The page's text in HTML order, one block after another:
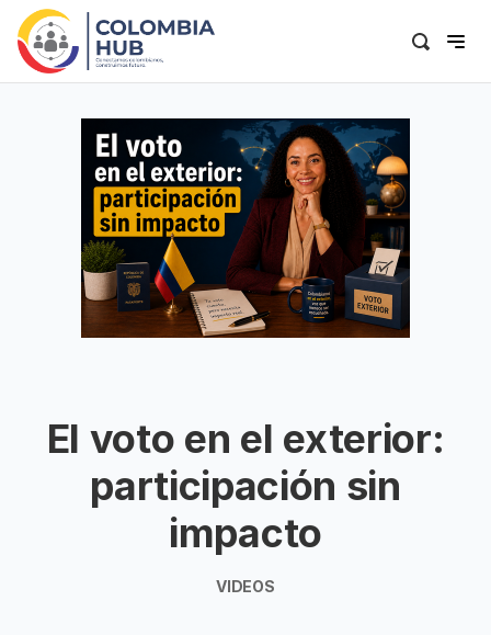
El voto en el exterior:
participación sin
impacto
VIDEOS